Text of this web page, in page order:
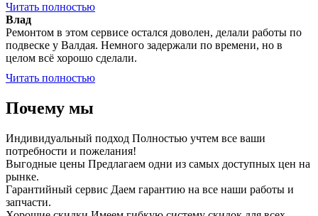
Читать полностью
Влад
Ремонтом в этом сервисе остался доволен, делали работы по
подвеске у Валдая. Немного задержали по времени, но в
целом всё хорошо сделали.
Читать полностью
Почему мы
Индивидуальный подход Полностью учтем все ваши
потребности и пожелания!
Выгодные цены Предлагаем одни из самых доступных цен на
рынке.
Гарантийный сервис Даем гарантию на все наши работы и
запчасти.